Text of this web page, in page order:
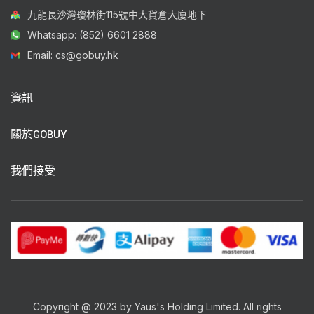
九龍長沙灣瓊林街115號中大貨倉大廈地下
Whatsapp: (852) 6601 2888
Email: cs@gobuy.hk
資訊
關於GOBUY
我們接受
Copyright @ 2023 by Yaus's Holding Limited. All rights